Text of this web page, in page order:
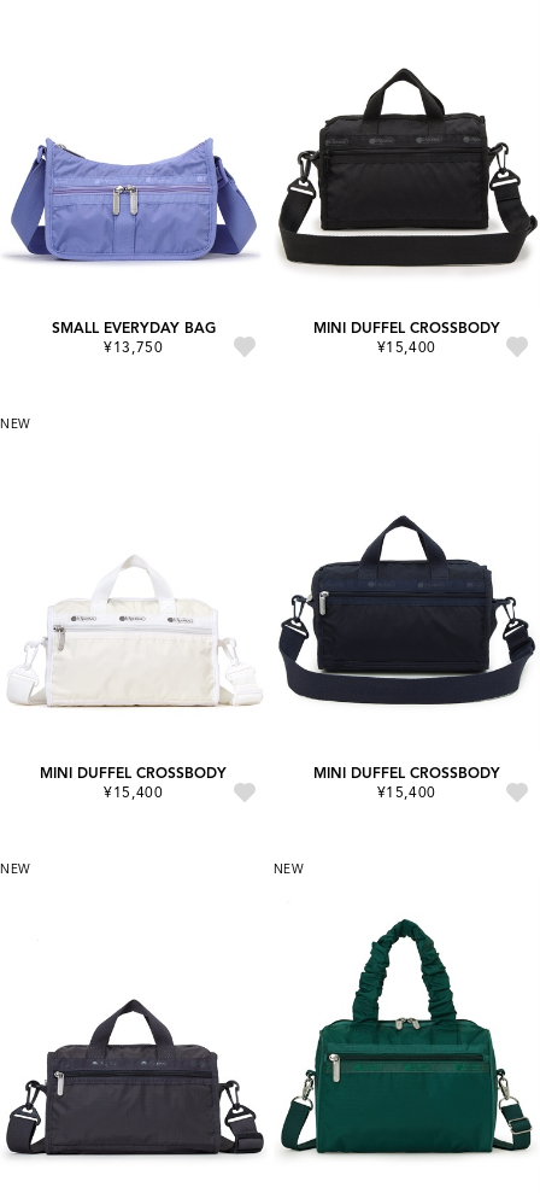
SMALL EVERYDAY BAG
¥13,750
MINI DUFFEL CROSSBODY
¥15,400
NEW
MINI DUFFEL CROSSBODY
¥15,400
MINI DUFFEL CROSSBODY
¥15,400
NEW NEW